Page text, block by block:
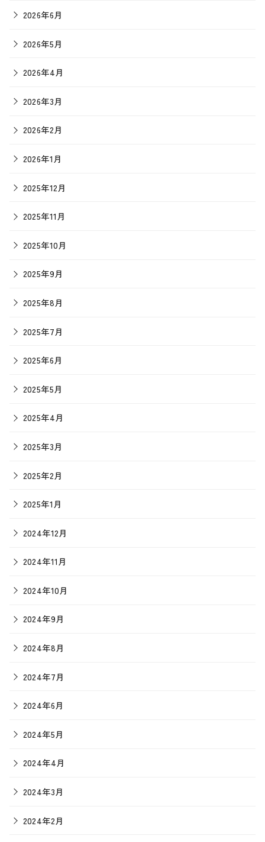
2026年6月
2026年5月
2026年4月
2026年3月
2026年2月
2026年1月
2025年12月
2025年11月
2025年10月
2025年9月
2025年8月
2025年7月
2025年6月
2025年5月
2025年4月
2025年3月
2025年2月
2025年1月
2024年12月
2024年11月
2024年10月
2024年9月
2024年8月
2024年7月
2024年6月
2024年5月
2024年4月
2024年3月
2024年2月